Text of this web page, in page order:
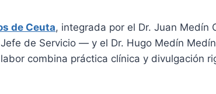
de Ceuta, integrada por el Dr. Juan
de Servicio — y el Dr. Hugo Medín
combina práctica clínica y divulgación